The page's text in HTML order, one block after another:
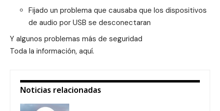
Fijado un problema que causaba que los dispositivos
de audio por USB se desconectaran
Y algunos problemas más de seguridad
Toda la información, aquí.
Noticias relacionadas